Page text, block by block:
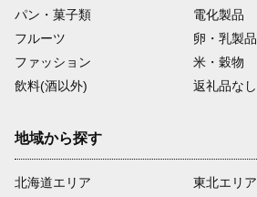
パン・菓子類
電化製品
フルーツ
卵・乳製品
ファッション
米・穀物
飲料(酒以外)
返礼品なし
地域から探す
北海道エリア
東北エリア